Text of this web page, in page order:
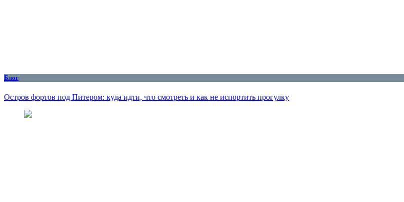
Блог
Остров фортов под Питером: куда идти, что смотреть и как не испортить прогулку